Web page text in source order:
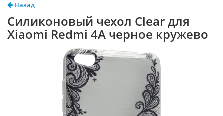
Назад
Силиконовый чехол Clear для
Xiaomi Redmi 4A черное кружево